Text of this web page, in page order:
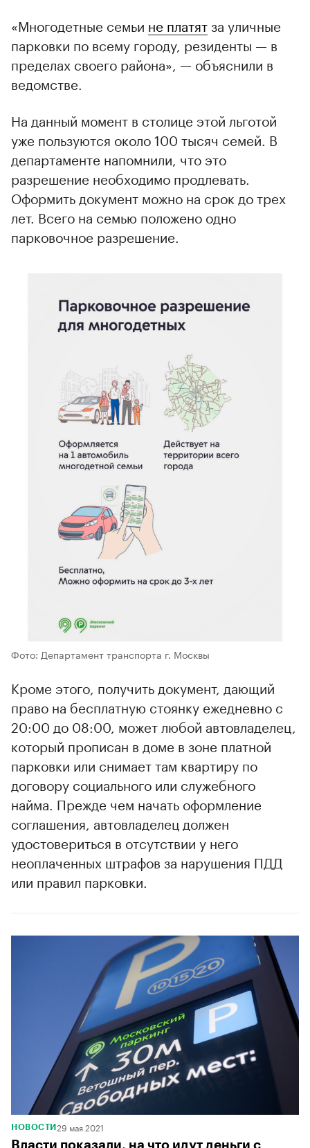
«Многодетные семьи не платят за уличные
парковки по всему городу, резиденты — в
пределах своего района», — объяснили в
ведомстве.
На данный момент в столице этой льготой
уже пользуются около 100 тысяч семей. В
департаменте напомнили, что это
разрешение необходимо продлевать.
Оформить документ можно на срок до трех
лет. Всего на семью положено одно
парковочное разрешение.
Фото: Департамент транспорта г. Москвы
Кроме этого, получить документ, дающий
право на бесплатную стоянку ежедневно с
20:00 до 08:00, может любой автовладелец,
который прописан в доме в зоне платной
парковки или снимает там квартиру по
договору социального или служебного
найма. Прежде чем начать оформление
соглашения, автовладелец должен
удостовериться в отсутствии у него
неоплаченных штрафов за нарушения ПДД
или правил парковки.
НОВОСТИ 29 мая 2021
Власти показали, на что идут деньги с